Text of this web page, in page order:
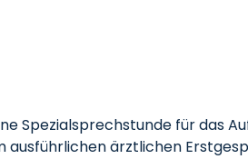
Spezialsprechstunde für das
ärztlichen